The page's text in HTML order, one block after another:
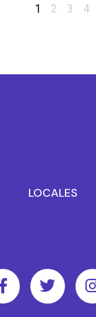
1 2 3 4
LOCALES